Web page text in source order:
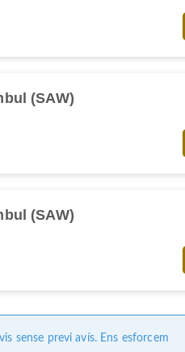
(SAW)
(SAW)
sense previ avís. Ens esforcem